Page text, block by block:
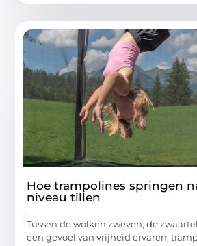
Hoe trampolines springen
niveau tillen
Tussen de wolken zweven, de
een gevoel van vrijheid ervaren;